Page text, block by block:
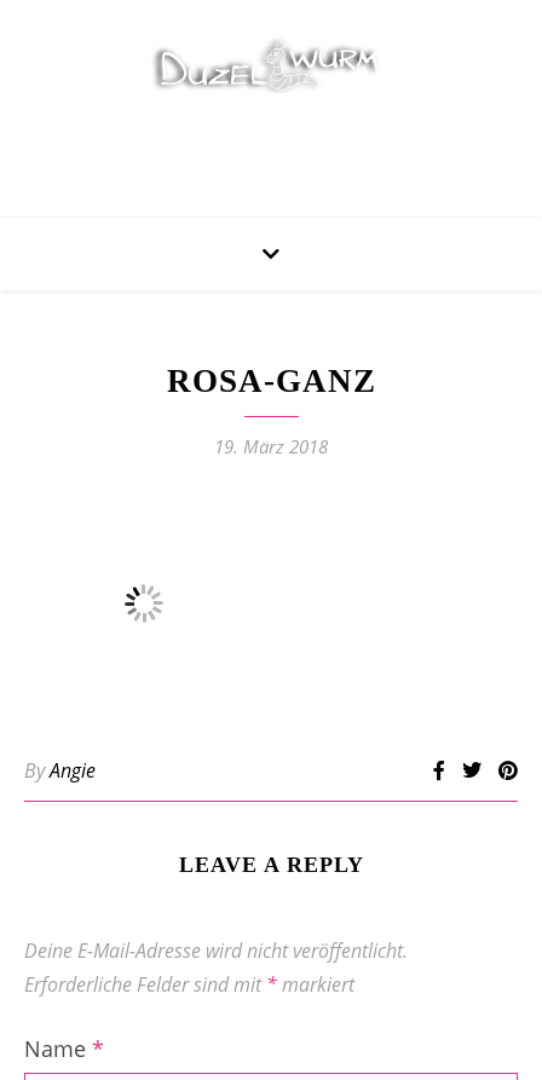
ROSA-GANZ
19. März 2018
ByAngie
LEAVE A REPLY
Deine E-Mail-Adresse wird nicht veröffentlicht.
Erforderliche Felder sind mit*markiert
Name *